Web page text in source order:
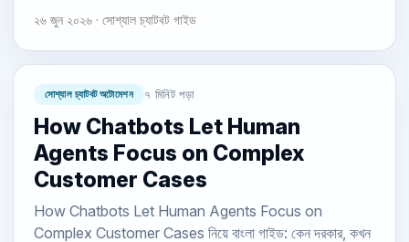
২৬ জুন ২০২৬ · সোশ্যাল চ্যাটবট গাইড
সোশ্যাল চ্যাটবট অটোমেশন ৭ মিনিট পড়া
How Chatbots Let Human
Agents Focus on Complex
Customer Cases
How Chatbots Let Human Agents Focus on
Complex Customer Cases নিয়ে বাংলা গাইড: কেন দরকার, কখন